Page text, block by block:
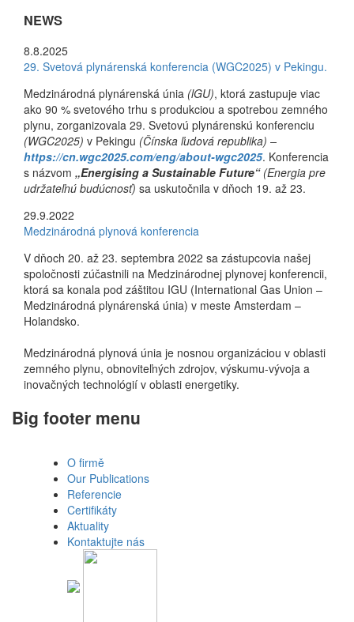
NEWS
8.8.2025
29. Svetová plynárenská konferencia (WGC2025) v Pekingu.
Medzinárodná plynárenská únia (lGU), ktorá zastupuje viac
ako 90 % svetového trhu s produkciou a spotrebou zemného
plynu, zorganizovala 29. Svetovú plynárenskú konferenciu
(WGC2025) v Pekingu (Čínska ľudová republika) –
https://cn.wgc2025.com/eng/about-wgc2025. Konferencia
s názvom „Energising a Sustainable Future“ (Energia pre
udržateľnú budúcnosť) sa uskutočnila v dňoch 19. až 23.
29.9.2022
Medzinárodná plynová konferencia
V dňoch 20. až 23. septembra 2022 sa zástupcovia našej
spoločnosti zúčastnili na Medzinárodnej plynovej konferencii,
ktorá sa konala pod záštitou IGU (International Gas Union –
Medzinárodná plynárenská únia) v meste Amsterdam –
Holandsko.
Medzinárodná plynová únia je nosnou organizáciou v oblasti
zemného plynu, obnoviteľných zdrojov, výskumu-vývoja a
inovačných technológií v oblasti energetiky.
Big footer menu
O firmě
Our Publications
Referencie
Certifikáty
Aktuality
Kontaktujte nás